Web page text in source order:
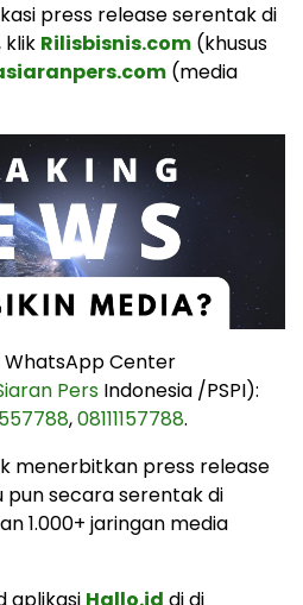
press release serentak di
klik Rilisbisnis.com (khusus
(media
WhatsApp Center
Pers Indonesia /PSPI):
,08111157788.
menerbitkan press release
secara serentak di
1.000+ jaringan media